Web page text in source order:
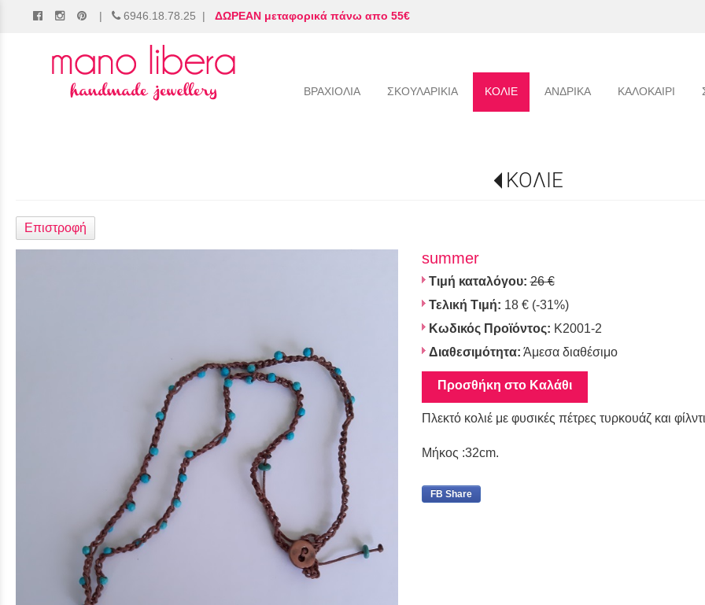
| 6946.18.78.25 | ΔΩΡΕΑΝ μεταφορικά πάνω απο 55€
ΒΡΑΧΙΟΛΙΑ ΣΚΟΥΛΑΡΙΚΙΑ ΚΟΛΙΕ ΑΝΔΡΙΚΑ ΚΑΛΟΚΑΙΡΙ
ΚΟΛΙΕ
Επιστροφή
summer
Τιμή καταλόγου: 26 €
Τελική Τιμή: 18 € (-31%)
Κωδικός Προϊόντος: K2001-2
Διαθεσιμότητα: Άμεσα διαθέσιμο
Προσθήκη στο Καλάθι
Πλεκτό κολιέ με φυσικές πέτρες τυρκουάζ και
Μήκος :32cm.
FB Share